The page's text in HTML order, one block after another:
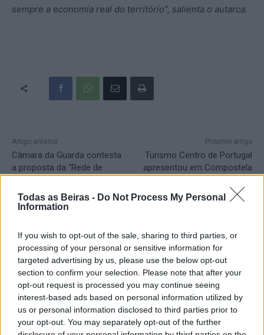
Todas as Beiras - Do Not Process My Personal
Information
If you wish to opt-out of the sale, sharing to third parties, or
processing of your personal or sensitive information for
targeted advertising by us, please use the below opt-out
section to confirm your selection. Please note that after your
opt-out request is processed you may continue seeing
interest-based ads based on personal information utilized by
us or personal information disclosed to third parties prior to
your opt-out. You may separately opt-out of the further
sempre a economia real do território”, salienta o autarca.
Artigo anterior
Câmara da Guarda contesta
a proposta da “Rede de
Pediatria”
Próximo artigo
Turismo Centro de Portugal
apresentou em Compostela
Santiago na região
Artigos Relacionados
Destaques
Incêndio florestal no concelho de Fornos
de Algodres
07/08/2026
Presidente da República considera que a